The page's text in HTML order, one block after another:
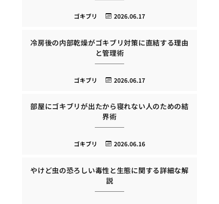
2026.06.17
ゴキブリ
冷房後の内部乾燥がゴキブリ対策に直結する理由
と管理術
2026.06.17
ゴキブリ
部屋にゴキブリが出たから寝れない人のための結
界術
2026.06.16
ゴキブリ
やけど虫の恐ろしい毒性と生態に関する詳細な解
説